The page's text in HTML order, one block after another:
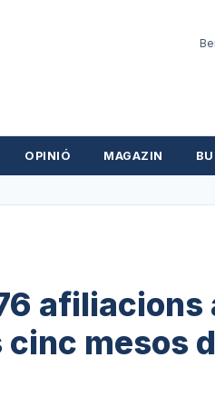
OPINIÓ MAGAZIN
afiliacions
mesos